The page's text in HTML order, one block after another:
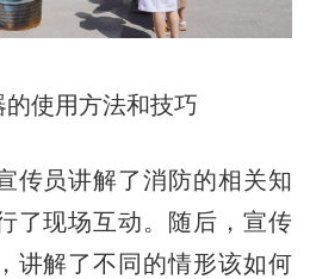
使用方法和技巧
员讲解了消防的相关知
了现场互动。随后，宣传
讲解了不同的情形该如何